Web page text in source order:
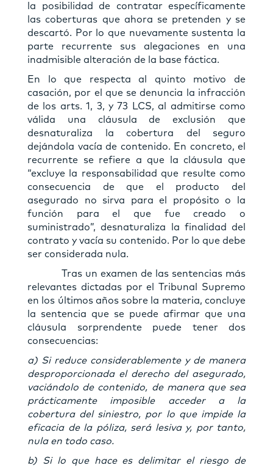
la posibilidad de contratar específicamente
las coberturas que ahora se pretenden y se
descartó. Por lo que nuevamente sustenta la
parte recurrente sus alegaciones en una
inadmisible alteración de la base fáctica.
En lo que respecta al quinto motivo de
casación, por el que se denuncia la infracción
de los arts. 1, 3, y 73 LCS, al admitirse como
válida una cláusula de exclusión que
desnaturaliza la cobertura del seguro
dejándola vacía de contenido. En concreto, el
recurrente se refiere a que la cláusula que
“excluye la responsabilidad que resulte como
consecuencia de que el producto del
asegurado no sirva para el propósito o la
función para el que fue creado o
suministrado”, desnaturaliza la finalidad del
contrato y vacía su contenido. Por lo que debe
ser considerada nula.
Tras un examen de las sentencias más
relevantes dictadas por el Tribunal Supremo
en los últimos años sobre la materia, concluye
la sentencia que se puede afirmar que una
cláusula sorprendente puede tener dos
consecuencias:
a) Si reduce considerablemente y de manera
desproporcionada el derecho del asegurado,
vaciándolo de contenido, de manera que sea
prácticamente imposible acceder a la
cobertura del siniestro, por lo que impide la
eficacia de la póliza, será lesiva y, por tanto,
nula en todo caso.
b) Si lo que hace es delimitar el riesgo de